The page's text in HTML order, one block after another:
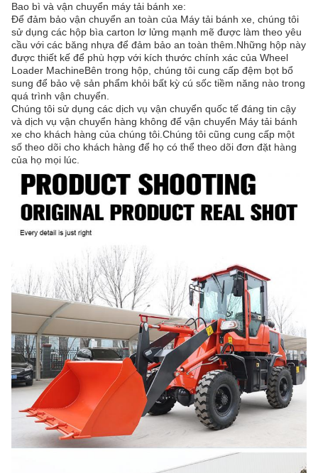
Bao bì và vận chuyển máy tải bánh xe:
Để đảm bảo vận chuyển an toàn của Máy tải bánh xe, chúng tôi
sử dụng các hộp bìa carton lơ lửng mạnh mẽ được làm theo yêu
cầu với các băng nhựa để đảm bảo an toàn thêm.Những hộp này
được thiết kế để phù hợp với kích thước chính xác của Wheel
Loader MachineBên trong hộp, chúng tôi cung cấp đệm bọt bổ
sung để bảo vệ sản phẩm khỏi bất kỳ cú sốc tiềm năng nào trong
quá trình vận chuyển.
Chúng tôi sử dụng các dịch vụ vận chuyển quốc tế đáng tin cậy
và dịch vụ vận chuyển hàng không để vận chuyển Máy tải bánh
xe cho khách hàng của chúng tôi.Chúng tôi cũng cung cấp một
số theo dõi cho khách hàng để họ có thể theo dõi đơn đặt hàng
của họ mọi lúc.